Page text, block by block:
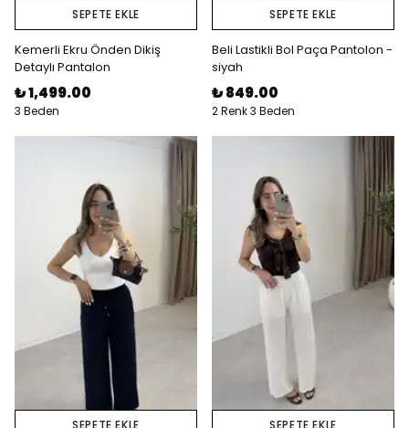
SEPETE EKLE
Kemerli Ekru Önden Dikiş
Detaylı Pantalon
₺ 1,499.00
3 Beden
SEPETE EKLE
Beli Lastikli Bol Paça Pantolon -
siyah
₺ 849.00
2 Renk 3 Beden
SEPETE EKLE SEPETE EKLE